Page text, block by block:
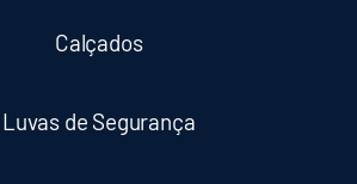
Calçados
Luvas de Segurança